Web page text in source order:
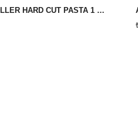
ADBL ROLLER HARD CUT PASTA 1 LİTRE